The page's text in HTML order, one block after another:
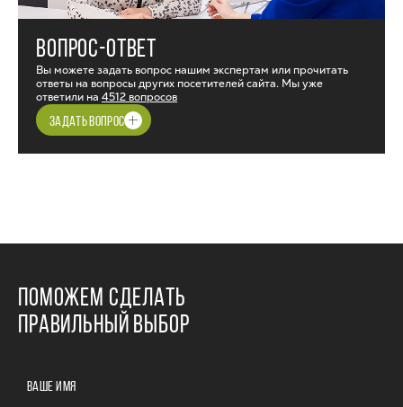
ВОПРОС-ОТВЕТ
Вы можете задать вопрос нашим экспертам или прочитать
ответы на вопросы других посетителей сайта. Мы уже
ответили на 4512 вопросов
ЗАДАТЬ ВОПРОС
ПОМОЖЕМ СДЕЛАТЬ
ПРАВИЛЬНЫЙ ВЫБОР
ВАШЕ ИМЯ